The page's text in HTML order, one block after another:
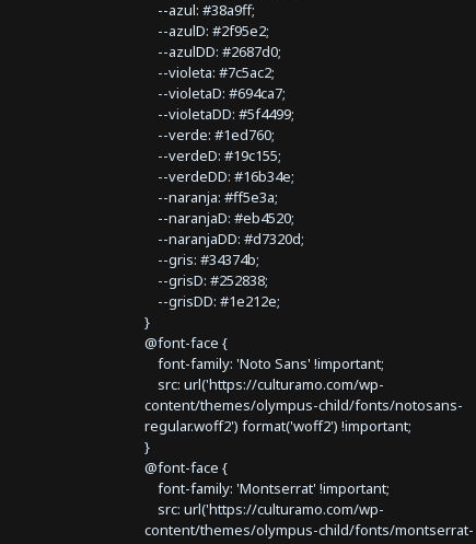
--azul: #38a9ff;
--azulD: #2f95e2;
--azulDD: #2687d0;
--violeta: #7c5ac2;
--violetaD: #694ca7;
--violetaDD: #5f4499;
--verde: #1ed760;
--verdeD: #19c155;
--verdeDD: #16b34e;
--naranja: #ff5e3a;
--naranjaD: #eb4520;
--naranjaDD: #d7320d;
--gris: #34374b;
--grisD: #252838;
--grisDD: #1e212e;
}
@font-face {
font-family: 'Noto Sans' !important;
src: url('https://culturamo.com/wp-
content/themes/olympus-child/fonts/notosans-
regular.woff2') format('woff2') !important;
}
@font-face {
font-family: 'Montserrat' !important;
src: url('https://culturamo.com/wp-
content/themes/olympus-child/fonts/montserrat-